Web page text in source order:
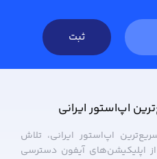
ثبت
اپ‌استور ایرانی
اپ‌استور ایرانی، تلاش
اپلیکیشن‌های آیفون دسترسی